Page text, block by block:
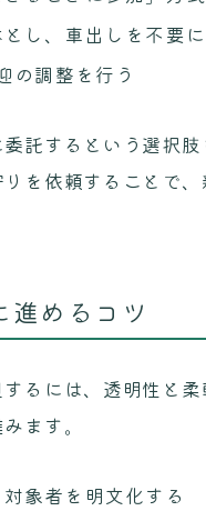
し、車出しを不要
の調整を行う
託するという選択
を依頼することで
めるコツ
るには、透明性と
ます。
象者を明文化する